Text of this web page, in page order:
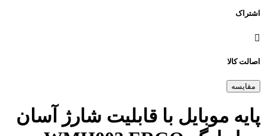
اشتراک
اصالت کالا
مقایسه
پایه موبایل با قابلیت شارژ آسان